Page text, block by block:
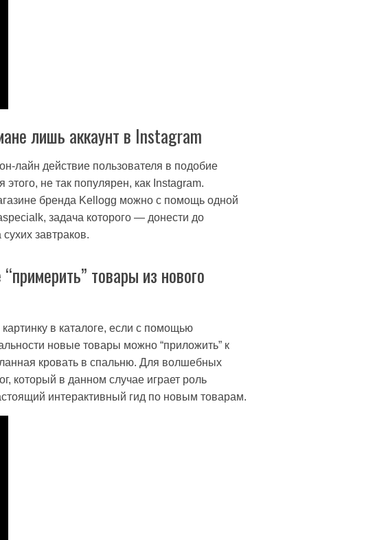
лишь аккаунт в Instagram
лайн действие пользователя в подобие
не так популярен, как Instagram.
бренда Kellogg можно с помощь одной
задача которого — донести до
завтраков.
товары из нового
в каталоге, если с помощью
новые товары можно “приложить” к
кровать в спальню. Для волшебных
который в данном случае играет роль
интерактивный гид по новым товарам.